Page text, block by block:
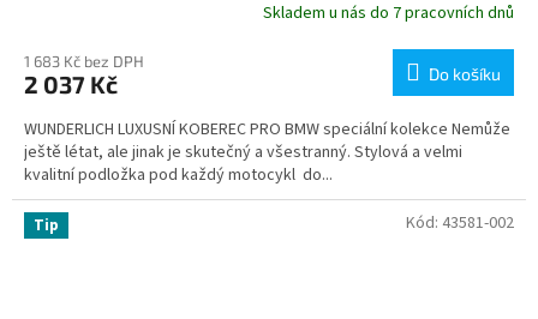
Skladem u nás do 7 pracovních dnů
1 683 Kč bez DPH
2 037 Kč Do košíku
WUNDERLICH LUXUSNÍ KOBEREC PRO BMW speciální kolekce Nemůže
ještě létat, ale jinak je skutečný a všestranný. Stylová a velmi
kvalitní podložka pod každý motocykl do...
Tip Kód: 43581-002